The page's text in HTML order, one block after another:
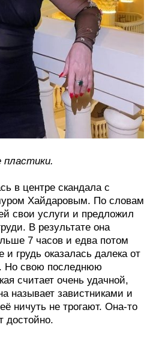
пластики.
в центре скандала с
Хайдаровым. По словам
свои услуги и предложил
В результате она
7 часов и едва потом
грудь оказалась далека от
Но свою последнюю
считает очень удачной,
называет завистниками и
ничуть не трогают. Она-то
достойно.